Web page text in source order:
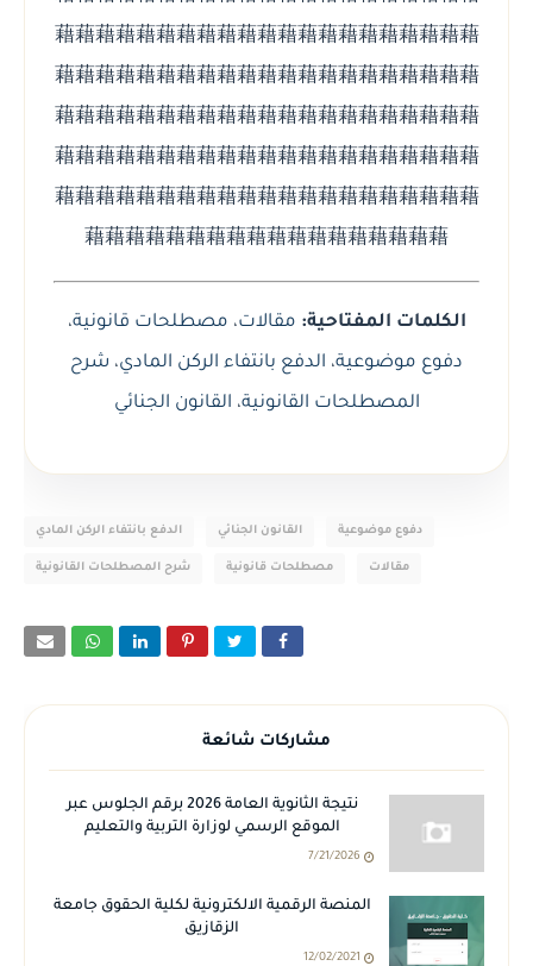
藉藉藉藉藉藉藉藉藉藉藉藉藉藉藉藉藉藉藉藉藉
藉藉藉藉藉藉藉藉藉藉藉藉藉藉藉藉藉藉藉藉藉
藉藉藉藉藉藉藉藉藉藉藉藉藉藉藉藉藉藉藉藉藉
藉藉藉藉藉藉藉藉藉藉藉藉藉藉藉藉藉藉藉藉藉
藉藉藉藉藉藉藉藉藉藉藉藉藉藉藉藉藉藉藉藉藉
藉藉藉藉藉藉藉藉藉藉藉藉藉藉藉藉藉藉
الكلمات المفتاحية: مقالات، مصطلحات قانونية،
دفوع موضوعية، الدفع بانتفاء الركن المادي، شرح
المصطلحات القانونية، القانون الجنائي
الدفع بانتفاء الركن المادي القانون الجنائي دفوع موضوعية
شرح المصطلحات القانونية مصطلحات قانونية مقالات
مشاركات شائعة
نتيجة الثانوية العامة 2026 برقم الجلوس عبر
الموقع الرسمي لوزارة التربية والتعليم
7/21/2026
المنصة الرقمية الالكترونية لكلية الحقوق جامعة
الزقازيق
12/02/2021